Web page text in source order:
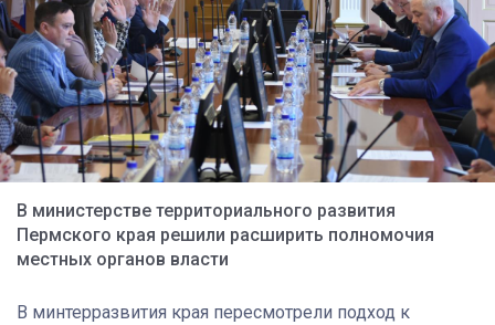
В министерстве территориального развития
Пермского края решили расширить полномочия
местных органов власти
В минтерразвития края пересмотрели подход к